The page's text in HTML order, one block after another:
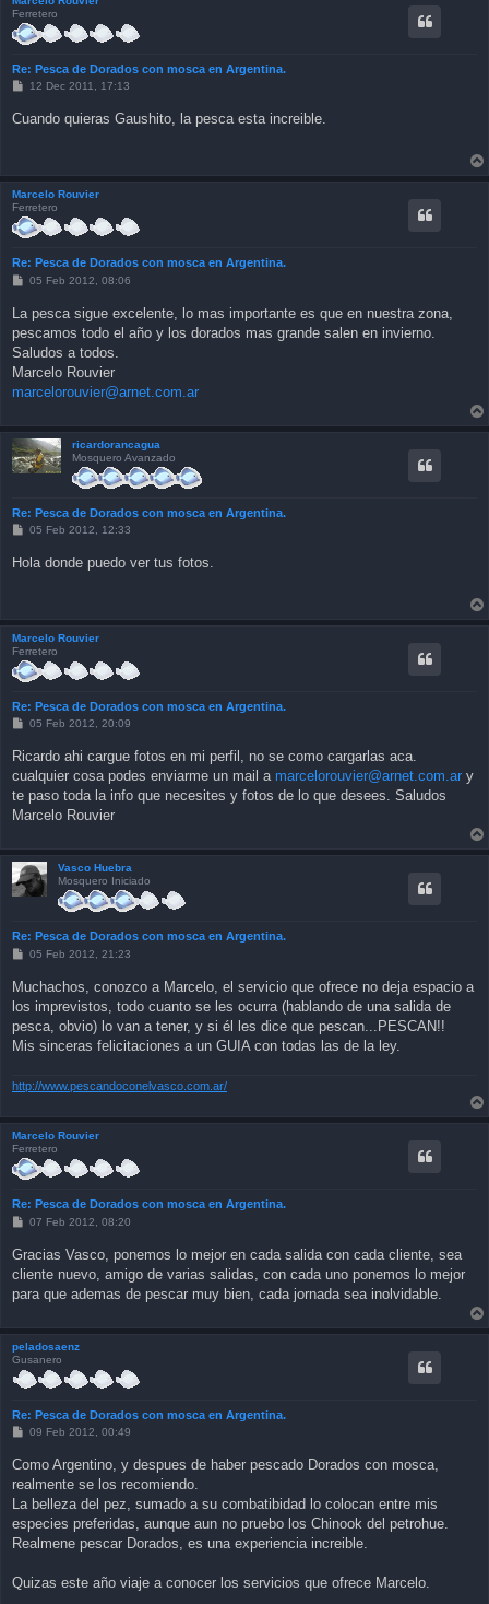
Ferretero
Re: Pesca de Dorados con mosca en Argentina.
P
t
12 Dec 2011, 17:13
Cuando quieras Gaushito, la pesca esta increible.
Marcelo Rouvier
Ferretero
Re: Pesca de Dorados con mosca en Argentina.
P
t
05 Feb 2012, 08:06
La pesca sigue excelente, lo mas importante es que en nuestra zona,
pescamos todo el año y los dorados mas grande salen en invierno.
Saludos a todos.
Marcelo Rouvier
marcelorouvier@arnet.com.ar
ricardorancagua
Mosquero Avanzado
Re: Pesca de Dorados con mosca en Argentina.
P
t
05 Feb 2012, 12:33
Hola donde puedo ver tus fotos.
Marcelo Rouvier
Ferretero
Re: Pesca de Dorados con mosca en Argentina.
P
t
05 Feb 2012, 20:09
Ricardo ahi cargue fotos en mi perfil, no se como cargarlas aca.
cualquier cosa podes enviarme un mail a marcelorouvier@arnet.com.ar y
te paso toda la info que necesites y fotos de lo que desees. Saludos
Marcelo Rouvier
Vasco Huebra
Mosquero Iniciado
Re: Pesca de Dorados con mosca en Argentina.
P
t
05 Feb 2012, 21:23
Muchachos, conozco a Marcelo, el servicio que ofrece no deja espacio a
los imprevistos, todo cuanto se les ocurra (hablando de una salida de
pesca, obvio) lo van a tener, y si él les dice que pescan...PESCAN!!
Mis sinceras felicitaciones a un GUIA con todas las de la ley.
http://www.pescandoconelvasco.com.ar/
Marcelo Rouvier
Ferretero
Re: Pesca de Dorados con mosca en Argentina.
P
t
07 Feb 2012, 08:20
Gracias Vasco, ponemos lo mejor en cada salida con cada cliente, sea
cliente nuevo, amigo de varias salidas, con cada uno ponemos lo mejor
para que ademas de pescar muy bien, cada jornada sea inolvidable.
peladosaenz
Gusanero
Re: Pesca de Dorados con mosca en Argentina.
P
t
09 Feb 2012, 00:49
Como Argentino, y despues de haber pescado Dorados con mosca,
realmente se los recomiendo.
La belleza del pez, sumado a su combatibidad lo colocan entre mis
especies preferidas, aunque aun no pruebo los Chinook del petrohue.
Realmene pescar Dorados, es una experiencia increible.
Quizas este año viaje a conocer los servicios que ofrece Marcelo.